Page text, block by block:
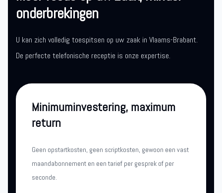
onderbrekingen
U kan zich volledig toespitsen op uw zaak in Vlaams-Brabant.
De perfecte telefonische receptie is onze expertise.
Minimuminvestering, maximum
return
Geen opstartkosten, geen scriptkosten, gewoon een vast
maandabonnement en een tarief per gesprek of per
seconde.